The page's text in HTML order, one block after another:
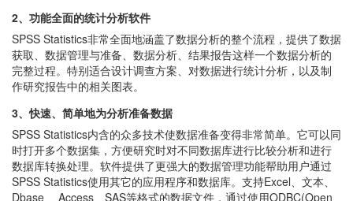
2、功能全面的统计分析软件
SPSS Statistics非常全面地涵盖了数据分析的整个流程，提供了数据
获取、数据管理与准备、数据分析、结果报告这样一个数据分析的
完整过程。特别适合设计调查方案、对数据进行统计分析，以及制
作研究报告中的相关图表。
3、快速、简单地为分析准备数据
SPSS Statistics内含的众多技术使数据准备变得非常简单。它可以同
时打开多个数据集，方便研究时对不同数据库进行比较分析和进行
数据库转换处理。软件提供了更强大的数据管理功能帮助用户通过
SPSS Statistics使用其它的应用程序和数据库。支持Excel、文本、
Dbase 、Access、SAS等格式的数据文件，通过使用ODBC(Open